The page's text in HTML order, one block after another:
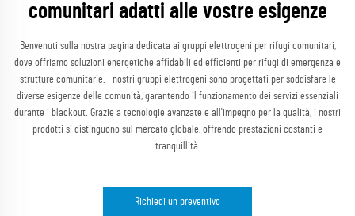
comunitari adatti alle vostre esigenze
Benvenuti sulla nostra pagina dedicata ai gruppi elettrogeni per rifugi comunitari,
dove offriamo soluzioni energetiche affidabili ed efficienti per rifugi di emergenza e
strutture comunitarie. I nostri gruppi elettrogeni sono progettati per soddisfare le
diverse esigenze delle comunità, garantendo il funzionamento dei servizi essenziali
durante i blackout. Grazie a tecnologie avanzate e all'impegno per la qualità, i nostri
prodotti si distinguono sul mercato globale, offrendo prestazioni costanti e
tranquillità.
Richiedi un preventivo